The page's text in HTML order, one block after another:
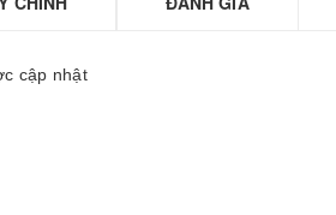
cập nhật